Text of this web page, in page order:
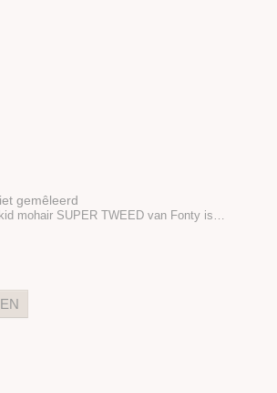
gemêleerd
mohair SUPER TWEED van Fonty is…